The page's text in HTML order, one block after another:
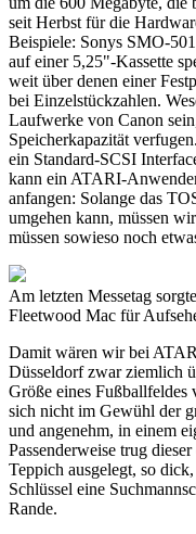
seit Herbst für die
Beispiele: Sonys SMO-
auf einer 5,25"-Kassette
weit über denen einer
bei Einzelstückzahlen.
Laufwerke von Canon
Speicherkapazität
ein Standard-SCSI
kann ein ATARI-
anfangen: Solange das
umgehen kann, müssen
müssen sowieso noch
Am letzten Messetag
Fleetwood Mac für
Damit wären wir bei
Düsseldorf zwar ziemlich
Größe eines
sich nicht im Gewühl der
und angenehm, in einem
Passenderweise trug
Teppich ausgelegt, so
Schlüssel eine
Rande.